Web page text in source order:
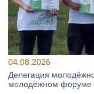
04.08.2026
Делегация
молодёжном форуме